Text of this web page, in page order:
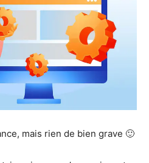
mais rien de bien grave 🙂